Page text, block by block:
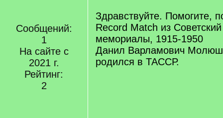
Сообщений:
1
На сайте с
2021 г.
Рейтинг:
2
Здравствуйте. Помогите,
Record Match из
мемориалы, 1915-1950
Данил Варламович
родился в ТАССР.